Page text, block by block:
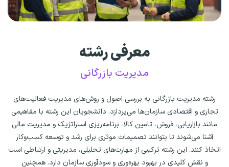
معرفی رشته
مدیریت بازرگانی
رشته مدیریت بازرگانی به بررسی اصول و روش‌های مدیریت فعالیت‌های
تجاری و اقتصادی سازمان‌ها می‌پردازد. دانشجویان این رشته با مفاهیمی
مانند بازاریابی، فروش، تامین کالا، برنامه‌ریزی استراتژیک و مدیریت مالی
آشنا می‌شوند تا بتوانند تصمیمات موثری برای رشد و توسعه کسب‌وکار
اتخاذ کنند. این رشته ترکیبی از مهارت‌های تحلیلی، مدیریتی و ارتباطی است
و نقش کلیدی در بهبود بهره‌وری و سودآوری سازمان دارد. همچنین